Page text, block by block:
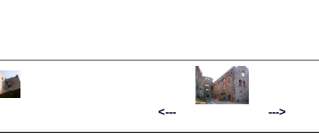
<--- --->